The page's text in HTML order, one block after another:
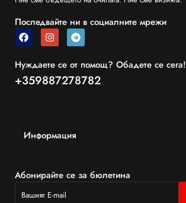
Последвайте ни в социалните мрежи
Нуждаете се от помощ? Обадете се сега!
+359887278782
Информация
Абонирайте се за бюлетина